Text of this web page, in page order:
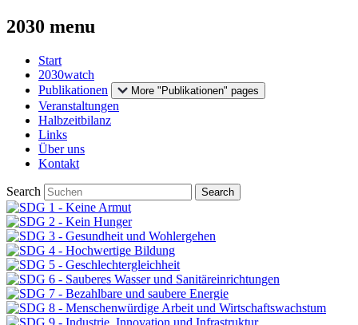
2030 menu
Start
2030watch
Publikationen
More "Publikationen" pages
Veranstaltungen
Halbzeitbilanz
Links
Über uns
Kontakt
Search